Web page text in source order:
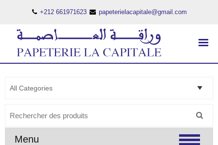
+212 661971623 papeterielacapitale@gmail.com
PAPETERIE LA CAPITALE
..:: PAPETERIE LA CAPITALE ::..
Menu